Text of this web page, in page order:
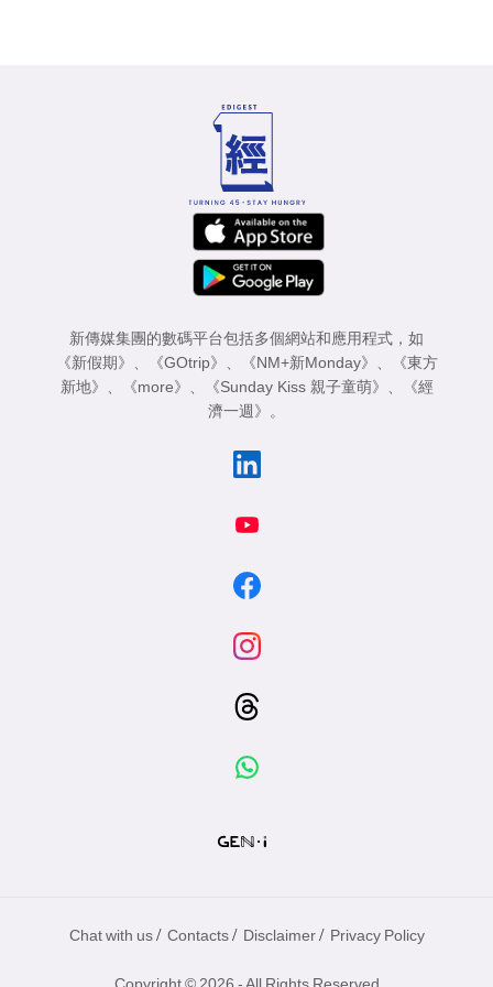
新傳媒集團的數碼平台包括多個網站和應用程式，如
《新假期》
《GOtrip》 《NM+新Monday》
《東方
新地》
《more》 《Sunday Kiss 親子童萌》
《經
濟一週》
。
Chat with us / Contacts / Disclaimer / Privacy Policy